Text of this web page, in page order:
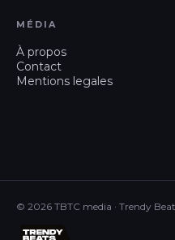
MÉDIA
À propos
Contact
Mentions legales
© 2026 TBTC media · Trendy